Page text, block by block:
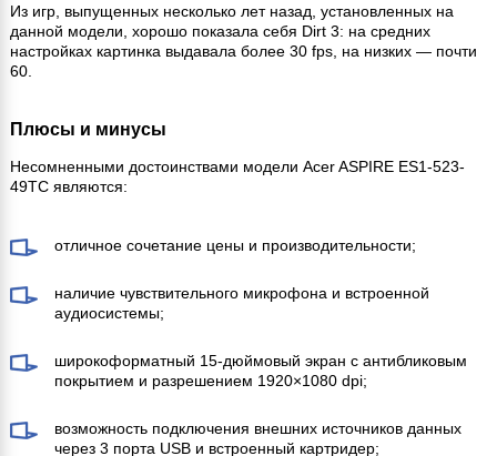
Из игр, выпущенных несколько лет назад, установленных на
данной модели, хорошо показала себя Dirt 3: на средних
настройках картинка выдавала более 30 fps, на низких — почти
60.
Плюсы и минусы
Несомненными достоинствами модели Acer ASPIRE ES1-523-
49TC являются:
отличное сочетание цены и производительности;
наличие чувствительного микрофона и встроенной
аудиосистемы;
широкоформатный 15-дюймовый экран с антибликовым
покрытием и разрешением 1920×1080 dpi;
возможность подключения внешних источников данных
через 3 порта USB и встроенный картридер;